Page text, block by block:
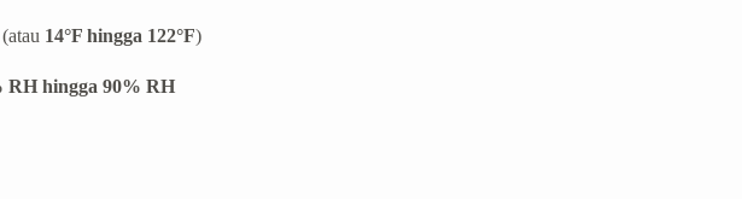
(atau 14°F hingga 122°F)
RH hingga 90% RH